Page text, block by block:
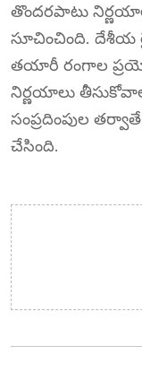
తొందరపాటు
సూచించింది. దేశీయ
తయారీ రంగాల
నిర్ణయాలు
సంప్రదింపుల
చేసింది.